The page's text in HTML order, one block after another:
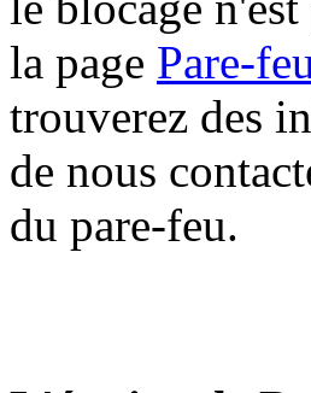
la page Pare-
trouverez des
de nous
du pare-feu.